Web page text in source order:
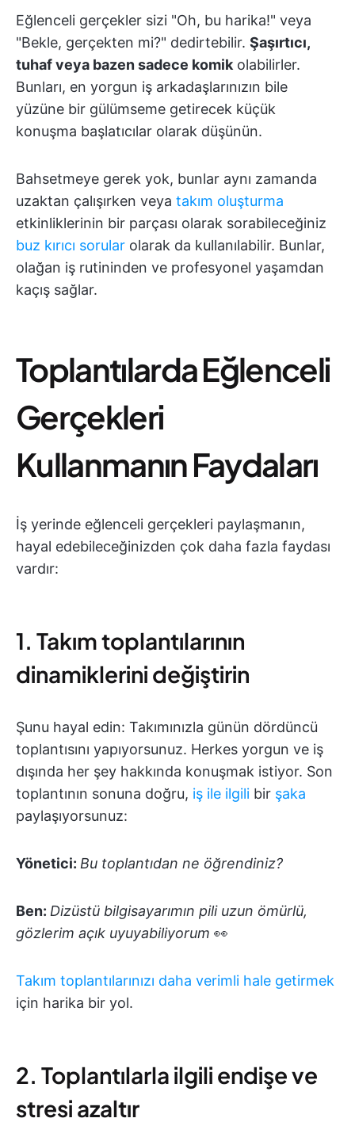
Eğlenceli gerçekler sizi "Oh, bu harika!" veya
"Bekle, gerçekten mi?" dedirtebilir. Şaşırtıcı,
tuhaf veya bazen sadece komik olabilirler.
Bunları, en yorgun iş arkadaşlarınızın bile
yüzüne bir gülümseme getirecek küçük
konuşma başlatıcılar olarak düşünün.
Bahsetmeye gerek yok, bunlar aynı zamanda
uzaktan çalışırken veya takım oluşturma
etkinliklerinin bir parçası olarak sorabileceğiniz
buz kırıcı sorular olarak da kullanılabilir. Bunlar,
olağan iş rutininden ve profesyonel yaşamdan
kaçış sağlar.
Toplantılarda Eğlenceli
Gerçekleri
Kullanmanın Faydaları
İş yerinde eğlenceli gerçekleri paylaşmanın,
hayal edebileceğinizden çok daha fazla faydası
vardır:
1. Takım toplantılarının
dinamiklerini değiştirin
Şunu hayal edin: Takımınızla günün dördüncü
toplantısını yapıyorsunuz. Herkes yorgun ve iş
dışında her şey hakkında konuşmak istiyor. Son
toplantının sonuna doğru, iş ile ilgili bir şaka
paylaşıyorsunuz:
Yönetici: Bu toplantıdan ne öğrendiniz?
Ben: Dizüstü bilgisayarımın pili uzun ömürlü,
gözlerim açık uyuyabiliyorum 👀
Takım toplantılarınızı daha verimli hale getirmek
için harika bir yol.
2. Toplantılarla ilgili endişe ve
stresi azaltır